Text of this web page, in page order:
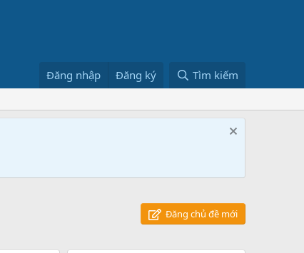
Đăng nhập Đăng ký Tìm kiếm
Đăng chủ đề mới